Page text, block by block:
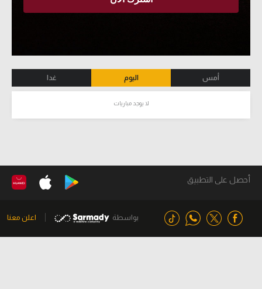
أمس اليوم غدا
لا يوجد مباريات
أحصل على التطبيق
بواسطة اعلن معنا